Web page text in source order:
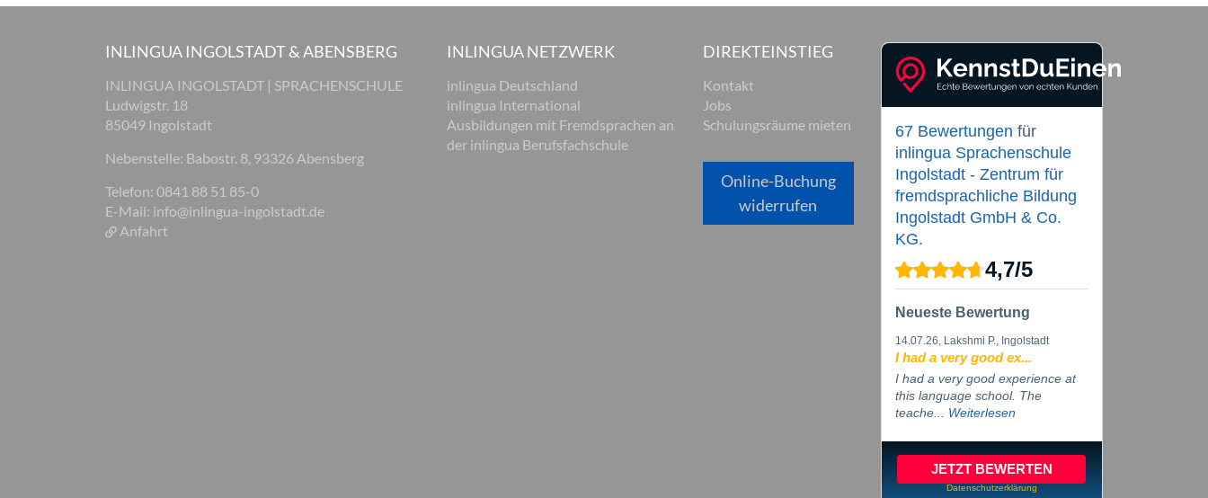
INLINGUA INGOLSTADT & ABENSBERG
INLINGUA INGOLSTADT | SPRACHENSCHULE
Ludwigstr. 18
85049 Ingolstadt
Nebenstelle: Babostr. 8, 93326 Abensberg
Telefon: 0841 88 51 85-0
E-Mail: info@inlingua-ingolstadt.de
Anfahrt
INLINGUA NETZWERK
inlingua Deutschland
inlingua International
Ausbildungen mit Fremdsprachen an
der inlingua Berufsfachschule
DIREKTEINSTIEG
Kontakt
Jobs
Schulungsräume mieten
Online-Buchung
widerrufen
67 Bewertungen für
inlingua Sprachenschule
Ingolstadt - Zentrum für
fremdsprachliche Bildung
Ingolstadt GmbH & Co.
KG.
4,7/5
Neueste Bewertung
14.07.26, Lakshmi P., Ingolstadt
I had a very good ex...
I had a very good experience at
this language school. The
teache... Weiterlesen
JETZT BEWERTEN
Datenschutzerklärung